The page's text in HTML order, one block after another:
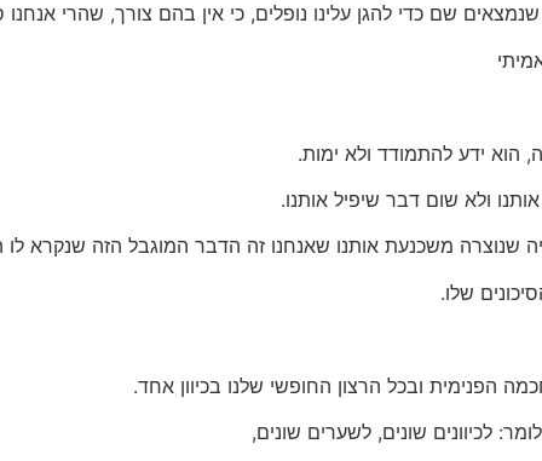
שם כדי להגן עלינו נופלים, כי אין בהם צורך, שהרי
הוא ידע להתמודד ולא ימות.
ולא שום דבר שיפיל אותנו.
שנוצרה משכנעת אותנו שאנחנו זה הדבר המוגבל הזה שנקרא לו
שלו.
הפנימית ובכל הרצון החופשי שלנו בכיוון אחד.
לכיוונים שונים, לשערים שונים,